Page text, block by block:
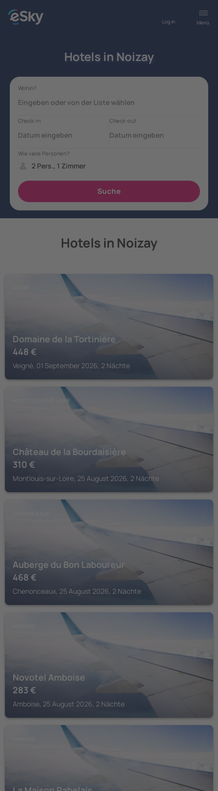
Menü
Log in
Hotels in Noizay
Hotels in Noizay
Domaine de la Tortinière
448 €
Veigné, 01 September 2026, 2 Nächte
MONTLOUIS-SUR-LOIRE
Château de la Bourdaisière
310 €
Montlouis-sur-Loire, 25 August 2026, 2 Nächte
Auberge du Bon Laboureur
468 €
Chenonceaux, 25 August 2026, 2 Nächte
Novotel Amboise
283 €
Amboise, 25 August 2026, 2 Nächte